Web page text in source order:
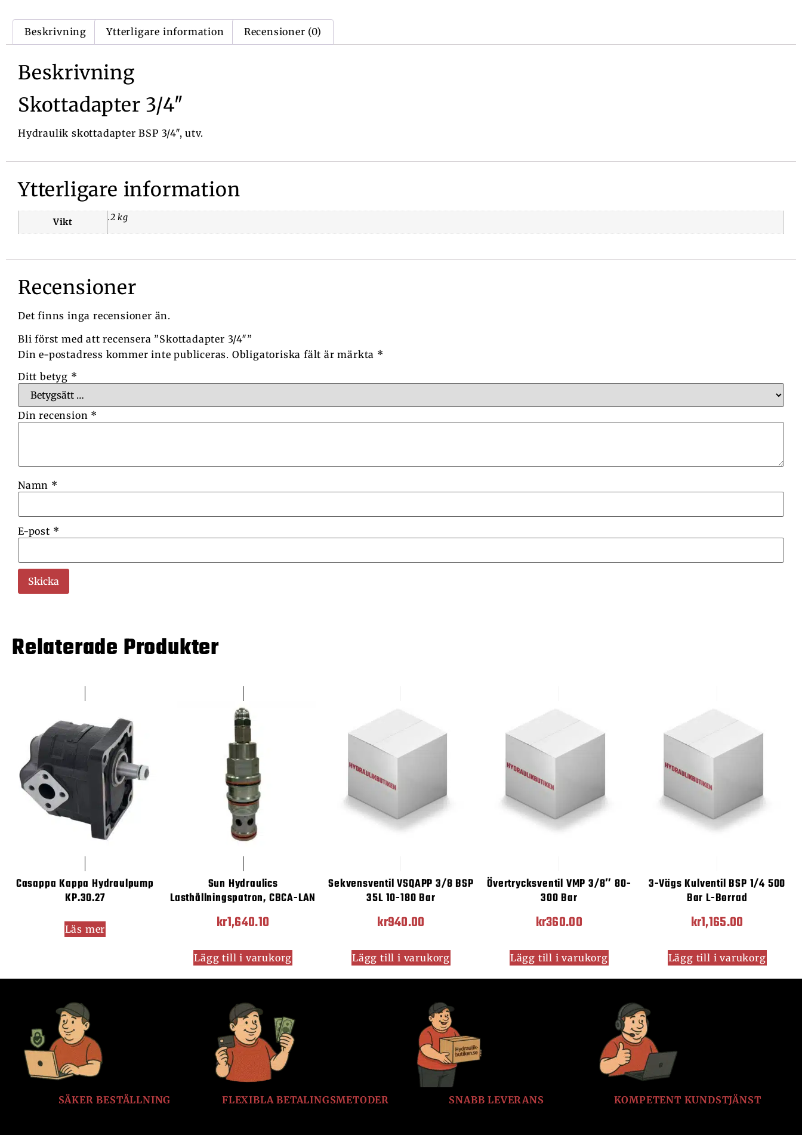
Beskrivning Ytterligare information Recensioner (0)
Beskrivning
Skottadapter 3/4″
Hydraulik skottadapter BSP 3/4″, utv.
Ytterligare information
Vikt .2 kg
Recensioner
Det finns inga recensioner än.
Bli först med att recensera ”Skottadapter 3/4″”
Din e-postadress kommer inte publiceras. Obligatoriska fält är märkta *
Ditt betyg *
Din recension *
Namn *
E-post *
Relaterade Produkter
Casappa Kappa Hydraulpump
KP.30.27
Läs mer
Sun Hydraulics
Lasthållningspatron, CBCA-LAN
kr1,640.10
Lägg till i varukorg
Sekvensventil VSQAPP 3/8 BSP
35L 10-180 Bar
kr940.00
Lägg till i varukorg
Övertrycksventil VMP 3/8″ 80-
300 Bar
kr360.00
Lägg till i varukorg
3-Vägs Kulventil BSP 1/4 500
Bar L-Borrad
kr1,165.00
Lägg till i varukorg
SÄKER BESTÄLLNING FLEXIBLA BETALINGSMETODER SNABB LEVERANS KOMPETENT KUNDSTJÄNST